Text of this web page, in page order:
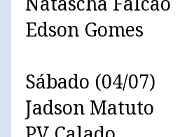
Edson Gomes
Sábado (04/07)
Jadson Matuto